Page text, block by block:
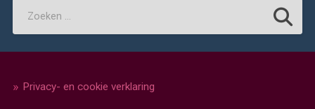
Privacy- en cookie verklaring